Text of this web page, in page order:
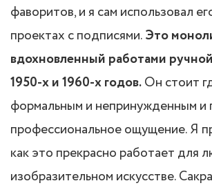
фаворитов, и я сам использовал
проектах с подписями.Это
вдохновленный работами
1950-х и 1960-х годов.Он стоит
формальным и непринужденным и
профессиональное ощущение. Я
как это прекрасно работает для
изобразительном искусстве.